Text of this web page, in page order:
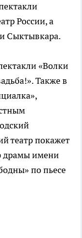
России, а
Сыктывкара.
«Волки
Также в
театр покажет
драмы имени
по пьесе